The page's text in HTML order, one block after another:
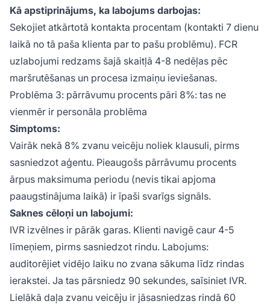
Kā apstiprinājums, ka labojums darbojas:
Sekojiet atkārtotā kontakta procentam (kontakti 7 dienu
laikā no tā paša klienta par to pašu problēmu). FCR
uzlabojumi redzams šajā skaitļā 4-8 nedēļas pēc
maršrutēšanas un procesa izmaiņu ieviešanas.
Problēma 3: pārrāvumu procents pāri 8%: tas ne
vienmēr ir personāla problēma
Simptoms:
Vairāk nekā 8% zvanu veicēju noliek klausuli, pirms
sasniedzot aģentu. Pieaugošs pārrāvumu procents
ārpus maksimuma periodu (nevis tikai apjoma
paaugstinājuma laikā) ir īpaši svarīgs signāls.
Saknes cēloņi un labojumi:
IVR izvēlnes ir pārāk garas. Klienti navigē caur 4-5
līmeņiem, pirms sasniedzot rindu. Labojums:
auditorējiet vidējo laiku no zvana sākuma līdz rindas
ierakstei. Ja tas pārsniedz 90 sekundes, saīsiniet IVR.
Lielākā daļa zvanu veicēju ir jāsasniedzas rindā 60